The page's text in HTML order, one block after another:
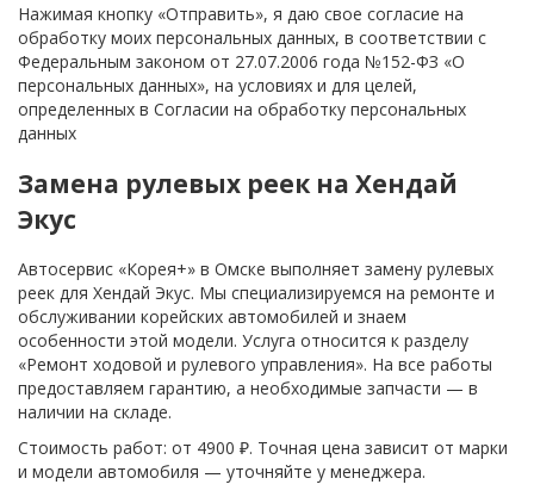
Нажимая кнопку «Отправить», я даю свое согласие на
обработку моих персональных данных, в соответствии с
Федеральным законом от 27.07.2006 года №152-ФЗ «О
персональных данных», на условиях и для целей,
определенных в Согласии на обработку персональных
данных
Замена рулевых реек на Хендай
Экус
Автосервис «Корея+» в Омске выполняет замену рулевых
реек для Хендай Экус. Мы специализируемся на ремонте и
обслуживании корейских автомобилей и знаем
особенности этой модели. Услуга относится к разделу
«Ремонт ходовой и рулевого управления». На все работы
предоставляем гарантию, а необходимые запчасти — в
наличии на складе.
Стоимость работ: от 4900 ₽. Точная цена зависит от марки
и модели автомобиля — уточняйте у менеджера.